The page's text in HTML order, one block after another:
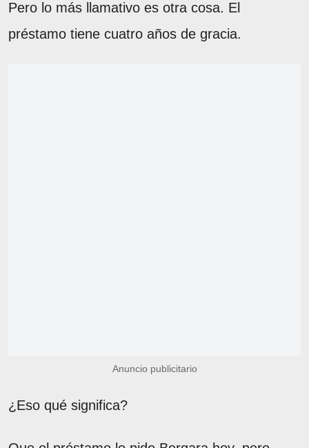
Pero lo más llamativo es otra cosa. El
préstamo tiene cuatro años de gracia.
Anuncio publicitario
¿Eso qué significa?